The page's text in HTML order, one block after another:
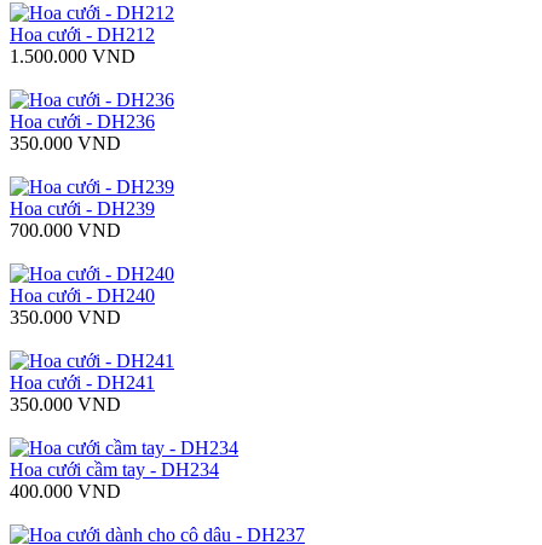
Hoa cưới - DH212
1.500.000 VND
Hoa cưới - DH236
350.000 VND
Hoa cưới - DH239
700.000 VND
Hoa cưới - DH240
350.000 VND
Hoa cưới - DH241
350.000 VND
Hoa cưới cầm tay - DH234
400.000 VND